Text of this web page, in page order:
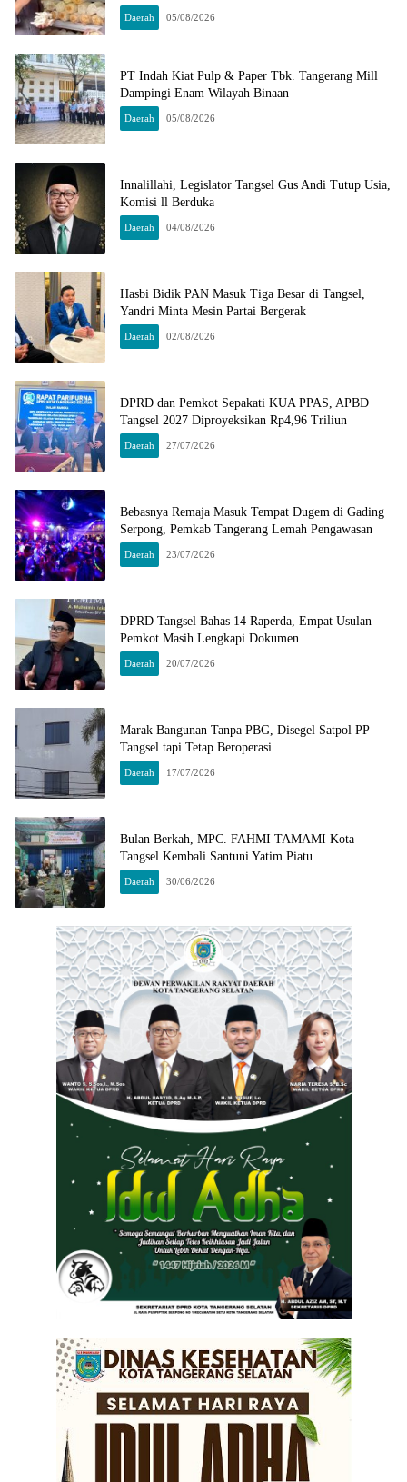
Daerah 05/08/2026
PT Indah Kiat Pulp & Paper Tbk. Tangerang Mill
Dampingi Enam Wilayah Binaan
Daerah 05/08/2026
Innalillahi, Legislator Tangsel Gus Andi Tutup Usia,
Komisi ll Berduka
Daerah 04/08/2026
Hasbi Bidik PAN Masuk Tiga Besar di Tangsel,
Yandri Minta Mesin Partai Bergerak
Daerah 02/08/2026
DPRD dan Pemkot Sepakati KUA PPAS, APBD
Tangsel 2027 Diproyeksikan Rp4,96 Triliun
Daerah 27/07/2026
Bebasnya Remaja Masuk Tempat Dugem di Gading
Serpong, Pemkab Tangerang Lemah Pengawasan
Daerah 23/07/2026
DPRD Tangsel Bahas 14 Raperda, Empat Usulan
Pemkot Masih Lengkapi Dokumen
Daerah 20/07/2026
Marak Bangunan Tanpa PBG, Disegel Satpol PP
Tangsel tapi Tetap Beroperasi
Daerah 17/07/2026
Bulan Berkah, MPC. FAHMI TAMAMI Kota
Tangsel Kembali Santuni Yatim Piatu
Daerah 30/06/2026